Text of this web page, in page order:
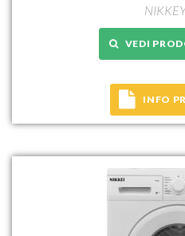
VEDI
INFO